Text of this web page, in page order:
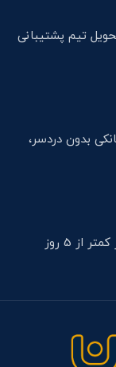
تیم پشتیبانی
بدون دردسر،
ارسال سفارشات نئون و برش CNC در کمتر از 5 روز